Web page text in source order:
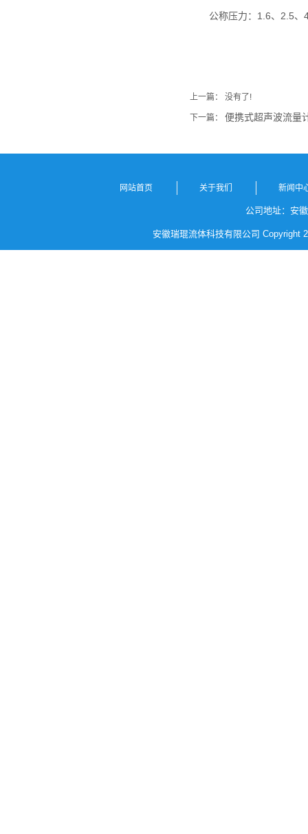
公称压力：1.6、2.5、
上一篇： 没有了!
下一篇： 便携式超声波流量
网站首页 关于我们 新闻中
公司地址：安
安徽瑞琨流体科技有限公司 Copyright